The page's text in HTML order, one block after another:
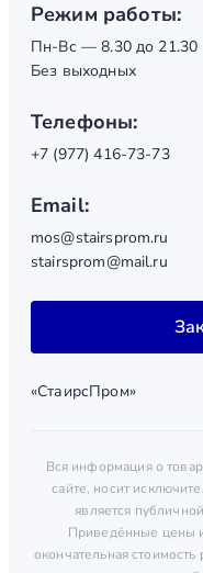
Режим работы:
Пн-Вс — 8.30 до 21.30
Без выходных
Телефоны:
+7 (977) 416-73-73
Email:
mos@stairsprom.ru
stairsprom@mail.ru
«СтаирсПром»
Вся информация о
сайте, носит
является
Приведённые цены
окончательная